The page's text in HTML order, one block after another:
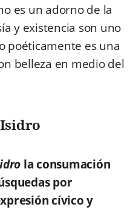
es un adorno de la
y existencia son uno
poéticamente es una
belleza en medio del
la consumación
por
cívico y